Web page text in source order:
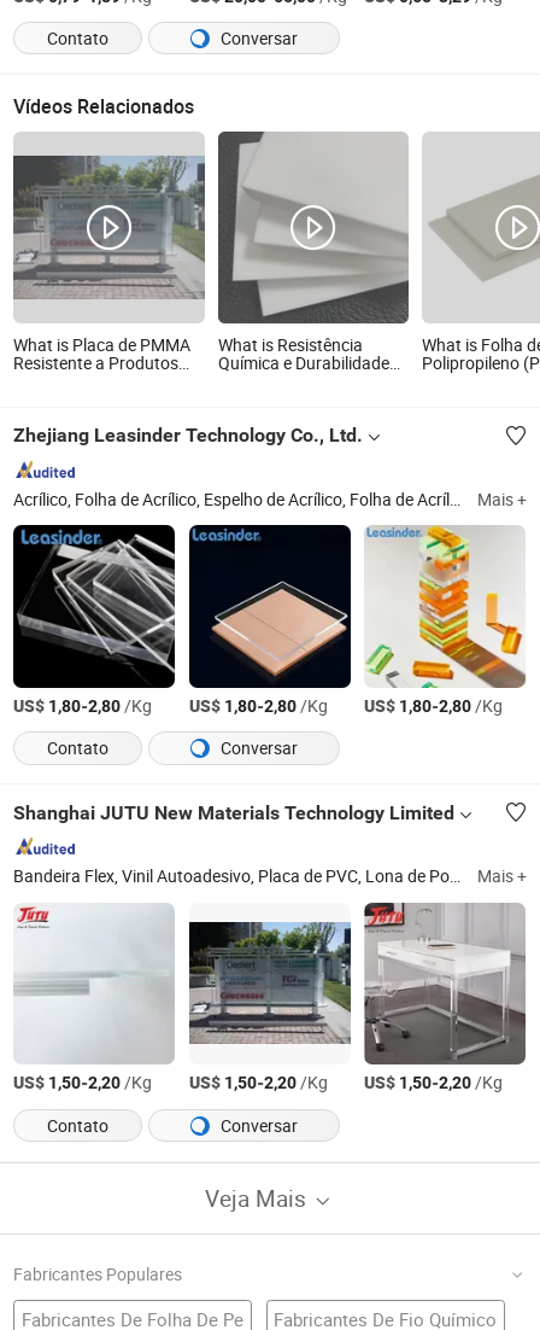
Contato
Conversar
Vídeos Relacionados
What is Placa de PMMA
Resistente a Produtos
Processar
What is Resistência
Química e Durabilidade
What is Folha
Polipropileno
Zhejiang Leasinder Technology Co., Ltd.
Acrílico, Folha de Acrílico, Espelho de Acrílico, Folha de Acrílico Transparente, Folha de PS Mais +
US$ 1,80-2,80/Kg US$ 1,80-2,80/Kg US$ 1,80-2,80/Kg
Contato
Conversar
Shanghai JUTU New Materials Technology Limited
Bandeira Flex, Vinil Autoadesivo, Placa de PVC, Lona de Poliéster, Folha de Acrílico, Vinil Decorativo, Papel de Parede, Filme para Janela, Vinil Colorido, Folha Refletiva Mais +
US$ 1,50-2,20/Kg US$ 1,50-2,20/Kg US$ 1,50-2,20/Kg
Contato
Conversar
Veja Mais
Fabricantes Populares
Fabricantes De Folha De Pe Fabricantes De Fio Químico